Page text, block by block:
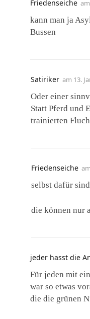
Friedenseiche am
kann man ja
Bussen
Satiriker am 13.
Oder einer
Statt Pferd und
trainierten
Friedenseiche am
selbst dafür
die können nur
jeder hasst die
Für jeden mit
war so etwas
die die grünen